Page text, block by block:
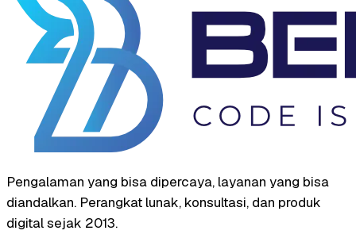
Pengalaman yang bisa dipercaya, layanan yang bisa
diandalkan. Perangkat lunak, konsultasi, dan produk
digital sejak 2013.